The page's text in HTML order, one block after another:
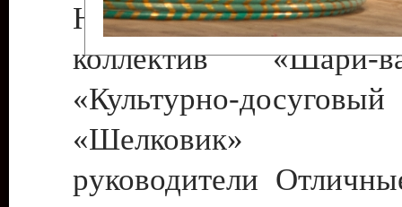
Народный цирковой
коллектив
«Культурно-
«Шелковик»
руководители